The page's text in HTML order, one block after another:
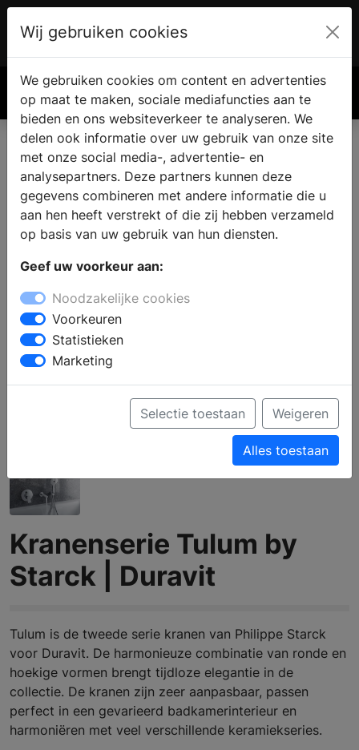
€ 0.00
Kranenserie Tulum by
Starck | Duravit
Tulum is de tweede serie kranen van Philippe Starck
voor Duravit. De harmonieuze combinatie van ronde en
hoekige vormen brengt tijdloze elegantie in de
collectie. De kranen zijn zeer aanpasbaar, passen
perfect in een gevarieerd badkamerinterieur en
harmoniëren met veel verschillende keramiekseries.
Wij gebruiken cookies
We gebruiken cookies om content en advertenties
op maat te maken, sociale mediafuncties aan te
bieden en ons websiteverkeer te analyseren. We
delen ook informatie over uw gebruik van onze site
met onze social media-, advertentie- en
analysepartners. Deze partners kunnen deze
gegevens combineren met andere informatie die u
aan hen heeft verstrekt of die zij hebben verzameld
op basis van uw gebruik van hun diensten.
Geef uw voorkeur aan:
Noodzakelijke cookies
Voorkeuren
Statistieken
Marketing
Selectie toestaan Weigeren
Alles toestaan